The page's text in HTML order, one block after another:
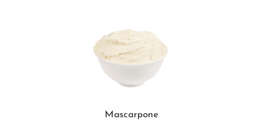
Mascarpone